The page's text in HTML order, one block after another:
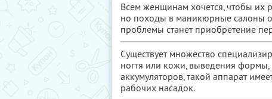
Всем женщинам хочется, чтобы их
но походы в маникюрные салоны
проблемы станет приобретение
Существует множество
ногтя или кожи, выведения
аккумуляторов, такой аппарат
рабочих насадок.